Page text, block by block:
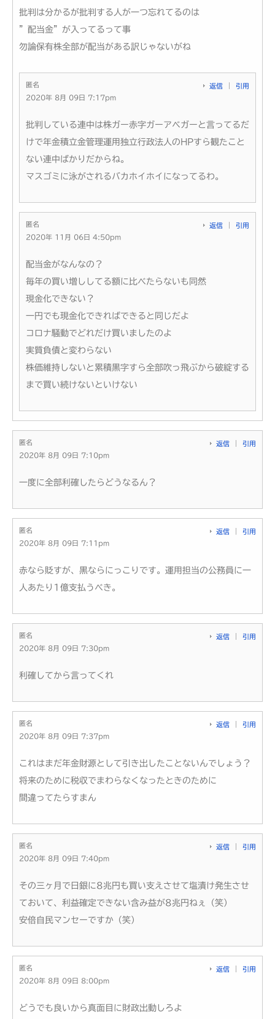
批判は分かるが批判する人が一つ忘れてるのは
”配当金”が入ってるって事
勿論保有株全部が配当がある訳じゃないがね
匿名
2020年 8月 09日 7:17pm
返信 引用
批判している連中は株ガー赤字ガーアベガーと言ってるだ
けで年金積立金管理運用独立行政法人のHPすら観たこと
ない連中ばかりだからね。
マスゴミに泳がされるバカホイホイになってるわ。
匿名
2020年 11月 06日 4:50pm
返信 引用
配当金がなんなの？
毎年の買い増ししてる額に比べたらないも同然
現金化できない？
一円でも現金化できればできると同じだよ
コロナ騒動でどれだけ買いましたのよ
実質負債と変わらない
株価維持しないと累積黒字すら全部吹っ飛ぶから破綻する
まで買い続けないといけない
匿名
2020年 8月 09日 7:10pm
返信 引用
一度に全部利確したらどうなるん？
匿名
2020年 8月 09日 7:11pm
返信 引用
赤なら貶すが、黒ならにっこりです。運用担当の公務員に一
人あたり1億支払うべき。
匿名
2020年 8月 09日 7:30pm
返信 引用
利確してから言ってくれ
匿名
2020年 8月 09日 7:37pm
返信 引用
これはまだ年金財源として引き出したことないんでしょう？
将来のために税収でまわらなくなったときのために
間違ってたらすまん
匿名
2020年 8月 09日 7:40pm
返信 引用
その三ヶ月で日銀に8兆円も買い支えさせて塩漬け発生させ
ておいて、利益確定できない含み益が8兆円ねぇ（笑）
安倍自民マンセーですか（笑）
匿名
2020年 8月 09日 8:00pm
返信 引用
どうでも良いから真面目に財政出動しろよ